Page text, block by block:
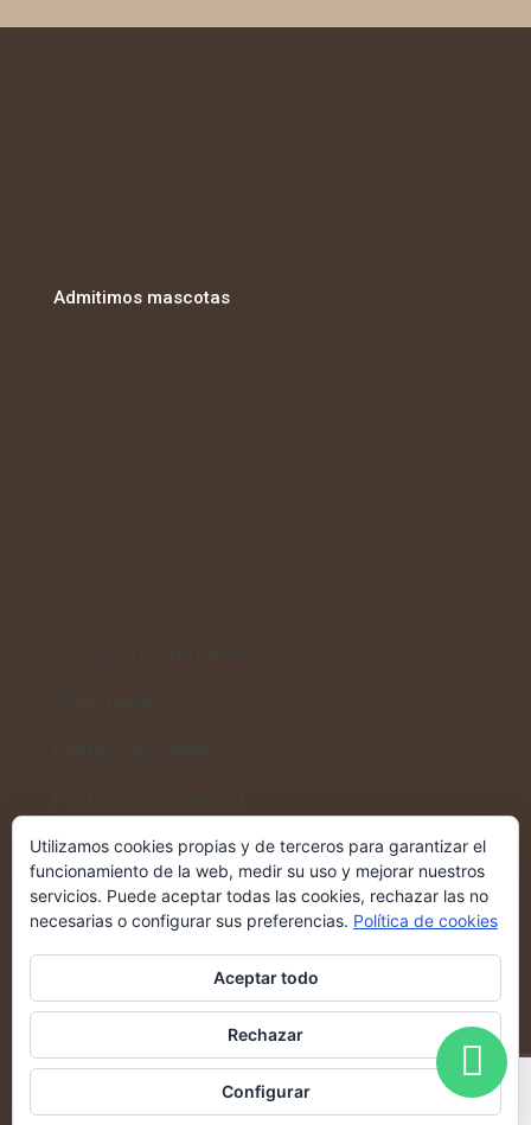
Admitimos mascotas
Volver al inicio
Casa Rural Altozano →
Utilizamos cookies propias y de terceros para garantizar el
funcionamiento de la web, medir su uso y mejorar nuestros
servicios. Puede aceptar todas las cookies, rechazar las no
necesarias o configurar sus preferencias. Política de cookies
Aceptar todo
Rechazar
Configurar